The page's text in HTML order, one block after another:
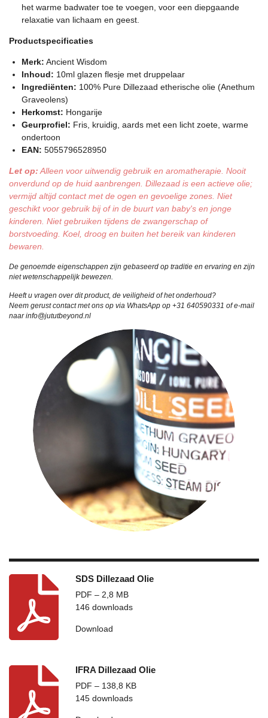
het warme badwater toe te voegen, voor een diepgaande
relaxatie van lichaam en geest.
Productspecificaties
Merk: Ancient Wisdom
Inhoud: 10ml glazen flesje met druppelaar
Ingrediënten: 100% Pure Dillezaad etherische olie (Anethum
Graveolens)
Herkomst: Hongarije
Geurprofiel: Fris, kruidig, aards met een licht zoete, warme
ondertoon
EAN: 5055796528950
Let op: Alleen voor uitwendig gebruik en aromatherapie. Nooit
onverdund op de huid aanbrengen. Dillezaad is een actieve olie;
vermijd altijd contact met de ogen en gevoelige zones. Niet
geschikt voor gebruik bij of in de buurt van baby's en jonge
kinderen. Niet gebruiken tijdens de zwangerschap of
borstvoeding. Koel, droog en buiten het bereik van kinderen
bewaren.
De genoemde eigenschappen zijn gebaseerd op traditie en ervaring en zijn
niet wetenschappelijk bewezen.
Heeft u vragen over dit product, de veiligheid of het onderhoud?
Neem gerust contact met ons op via WhatsApp op +31 640590331 of e-mail
naar info@jututbeyond.nl
SDS Dillezaad Olie
PDF – 2,8 MB
146 downloads
Download
IFRA Dillezaad Olie
PDF – 138,8 KB
145 downloads